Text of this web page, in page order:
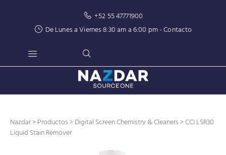
+52 55 47771900
De Lunes a Viernes 8:30 am a 6:00 pm -Contacto
Nazdar>Productos>Digital Screen Chemistry & Cleaners> CCI LSR30
Liquid Stain Remover